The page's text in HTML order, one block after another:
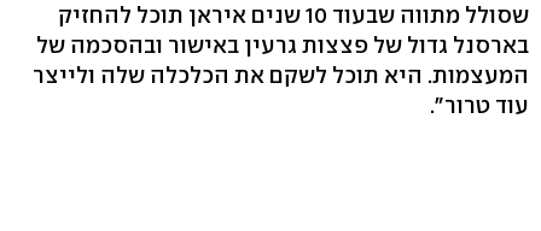
שסולל מתווה שבעוד 10 שנים איראן תוכל להחזיק
בארסנל גדול של פצצות גרעין באישור ובהסכמה של
המעצמות. היא תוכל לשקם את הכלכלה שלה ולייצר
עוד טרור".